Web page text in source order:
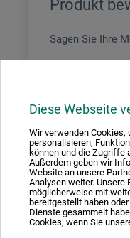
Diese Webseite
Wir verwenden Cookies,
personalisieren,
können und die Zugriffe
Außerdem geben wir
Website an unsere
Analysen weiter.
möglicherweise mit
bereitgestellt haben
Dienste gesammelt
Cookies, wenn Sie
Produkt
Sagen Sie Ihre
Find ich gut
Produkt: Silberstift - Rein-
verifizierter Kauf